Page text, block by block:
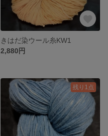
きはだ染ウール糸KW1
2,880円
残り1点